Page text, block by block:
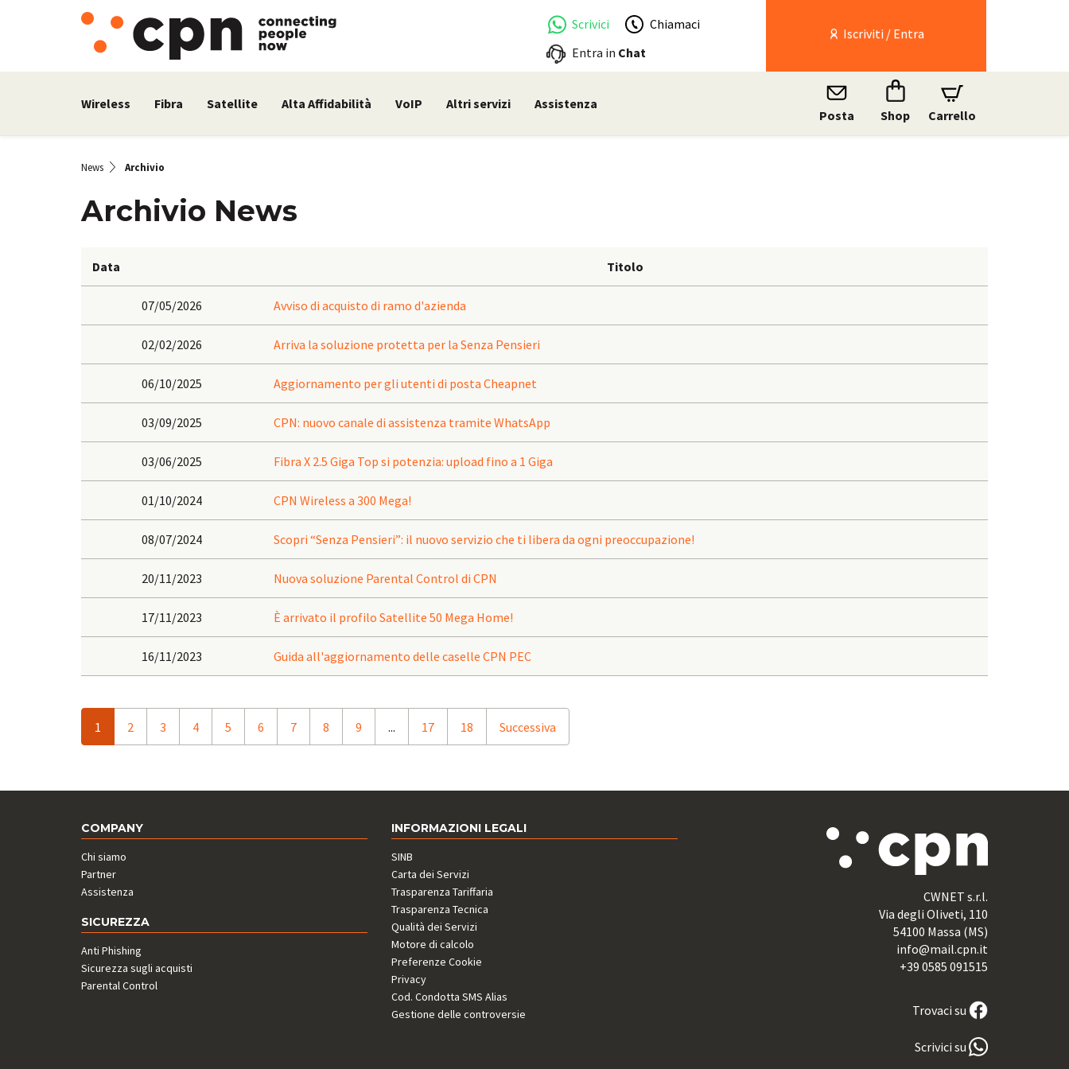
Scrivici
Chiamaci
Entra in Chat
Iscriviti / Entra
Wireless Fibra Satellite Alta Affidabilità VoIP Altri servizi Assistenza
Posta Shop Carrello
News Archivio
Archivio News
Data Titolo
07/05/2026 Avviso di acquisto di ramo d'azienda
02/02/2026 Arriva la soluzione protetta per la Senza Pensieri
06/10/2025 Aggiornamento per gli utenti di posta Cheapnet
03/09/2025 CPN: nuovo canale di assistenza tramite WhatsApp
03/06/2025 Fibra X 2.5 Giga Top si potenzia: upload fino a 1 Giga
01/10/2024 CPN Wireless a 300 Mega!
08/07/2024 Scopri “Senza Pensieri”: il nuovo servizio che ti libera da ogni preoccupazione!
20/11/2023 Nuova soluzione Parental Control di CPN
17/11/2023 È arrivato il profilo Satellite 50 Mega Home!
16/11/2023 Guida all'aggiornamento delle caselle CPN PEC
1 2 3 4 5 6 7 8 9 ... 17 18 Successiva
COMPANY
Chi siamo
Partner
Assistenza
SICUREZZA
Anti Phishing
Sicurezza sugli acquisti
Parental Control
INFORMAZIONI LEGALI
SINB
Carta dei Servizi
Trasparenza Tariffaria
Trasparenza Tecnica
Qualità dei Servizi
Motore di calcolo
Preferenze Cookie
Privacy
Cod. Condotta SMS Alias
Gestione delle controversie
CWNET s.r.l.
Via degli Oliveti, 110
54100 Massa (MS)
info@mail.cpn.it
+39 0585 091515
Trovaci su
Scrivici su